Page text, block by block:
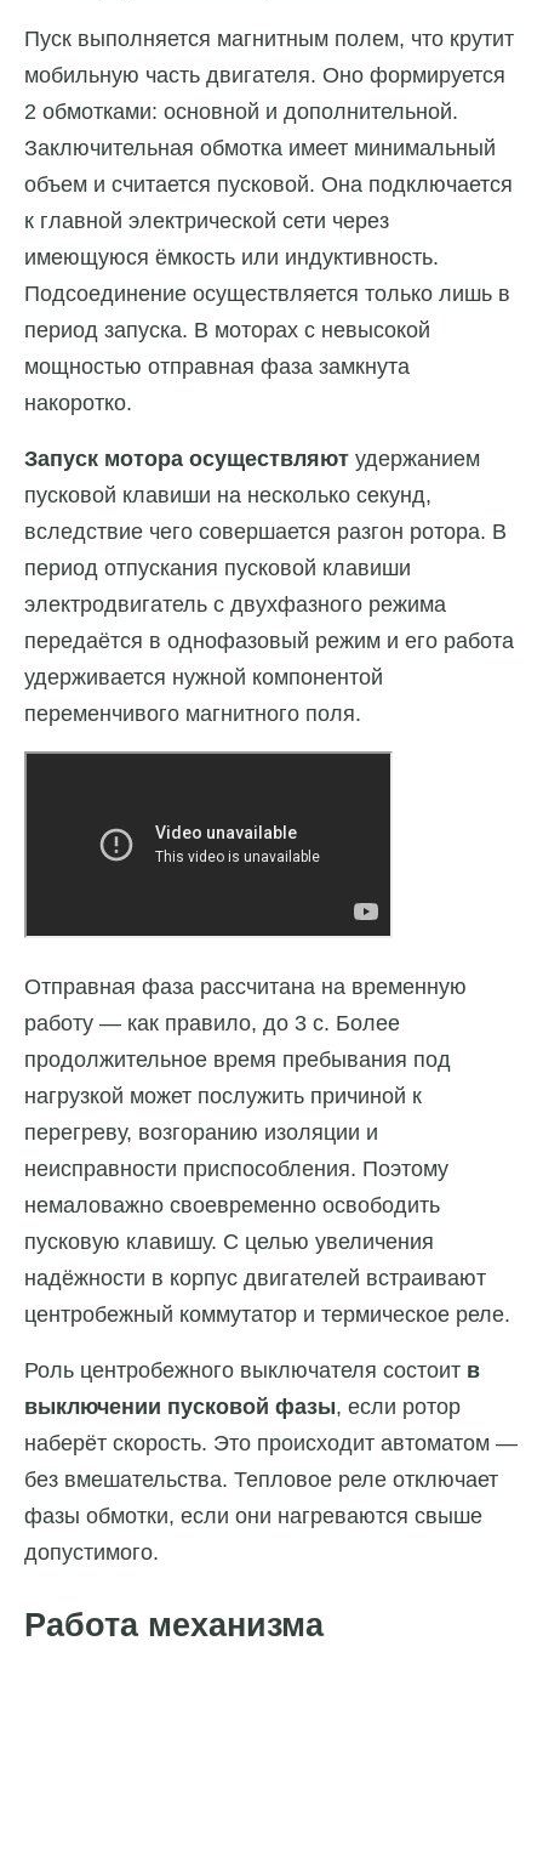
Пуск выполняется магнитным полем, что крутит
мобильную часть двигателя. Оно формируется
2 обмотками: основной и дополнительной.
Заключительная обмотка имеет минимальный
объем и считается пусковой. Она подключается
к главной электрической сети через
имеющуюся ёмкость или индуктивность.
Подсоединение осуществляется только лишь в
период запуска. В моторах с невысокой
мощностью отправная фаза замкнута
накоротко.
Запуск мотора осуществляют удержанием
пусковой клавиши на несколько секунд,
вследствие чего совершается разгон ротора. В
период отпускания пусковой клавиши
электродвигатель с двухфазного режима
передаётся в однофазовый режим и его работа
удерживается нужной компонентой
переменчивого магнитного поля.
Отправная фаза рассчитана на временную
работу — как правило, до 3 с. Более
продолжительное время пребывания под
нагрузкой может послужить причиной к
перегреву, возгоранию изоляции и
неисправности приспособления. Поэтому
немаловажно своевременно освободить
пусковую клавишу. С целью увеличения
надёжности в корпус двигателей встраивают
центробежный коммутатор и термическое реле.
Роль центробежного выключателя состоит в
выключении пусковой фазы, если ротор
наберёт скорость. Это происходит автоматом —
без вмешательства. Тепловое реле отключает
фазы обмотки, если они нагреваются свыше
допустимого.
Работа механизма